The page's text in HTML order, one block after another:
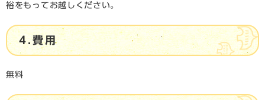
裕をもってお越しください。
4.費用
無料